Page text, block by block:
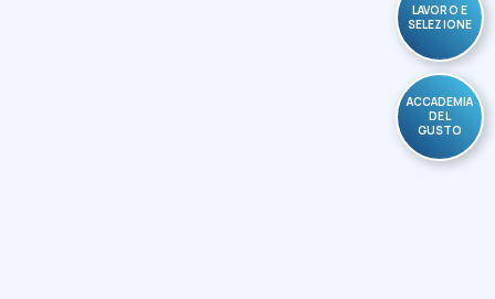
LAVORO E
SELEZIONE
ACCADEMIA
DEL
GUSTO